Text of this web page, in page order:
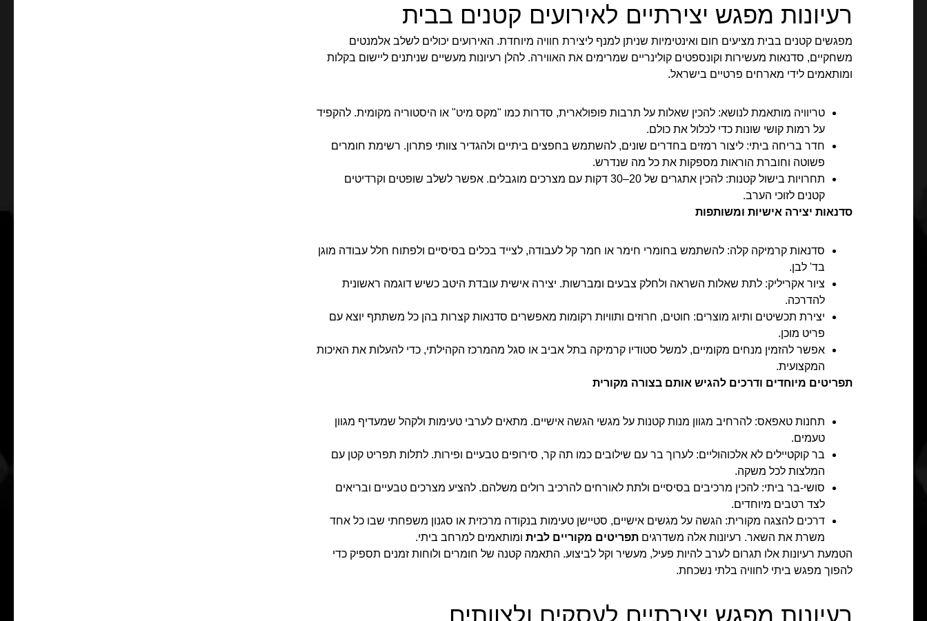
רעיונות מפגש יצירתיים לאירועים קטנים בבית
מפגשים קטנים בבית מציעים חום ואינטימיות שניתן למנף ליצירת חוויה מיוחדת. האירועים יכולים לשלב אלמנטים
משחקיים, סדנאות מעשירות וקונספטים קולינריים שמרימים את האווירה. להלן רעיונות מעשיים שניתנים ליישום בקלות
ומותאמים לידי מארחים פרטיים בישראל.
טריוויה מותאמת לנושא: להכין שאלות על תרבות פופולארית, סדרות כמו "מקס מיט" או היסטוריה מקומית. להקפיד
על רמות קושי שונות כדי לכלול את כולם.
חדר בריחה ביתי: ליצור רמזים בחדרים שונים, להשתמש בחפצים ביתיים ולהגדיר צוותי פתרון. רשימת חומרים
פשוטה וחוברת הוראות מספקות את כל מה שנדרש.
תחרויות בישול קטנות: להכין אתגרים של 20–30 דקות עם מצרכים מוגבלים. אפשר לשלב שופטים וקרדיטים
קטנים לזוכי הערב.
סדנאות יצירה אישיות ומשותפות
סדנאות קרמיקה קלה: להשתמש בחומרי חימר או חמר קל לעבודה, לצייד בכלים בסיסיים ולפתוח חלל עבודה מוגן
בד' לבן.
ציור אקריליק: לתת שאלות השראה ולחלק צבעים ומברשות. יצירה אישית עובדת היטב כשיש דוגמה ראשונית
להדרכה.
יצירת תכשיטים ותיוג מוצרים: חוטים, חרוזים ותוויות רקומות מאפשרים סדנאות קצרות בהן כל משתתף יוצא עם
פריט מוכן.
אפשר להזמין מנחים מקומיים, למשל סטודיו קרמיקה בתל אביב או סגל מהמרכז הקהילתי, כדי להעלות את האיכות
המקצועית.
תפריטים מיוחדים ודרכים להגיש אותם בצורה מקורית
תחנות טאפאס: להרחיב מגוון מנות קטנות על מגשי הגשה אישיים. מתאים לערבי טעימות ולקהל שמעדיף מגוון
טעמים.
בר קוקטיילים לא אלכוהוליים: לערוך בר עם שילובים כמו תה קר, סירופים טבעיים ופירות. לתלות תפריט קטן עם
המלצות לכל משקה.
סושי-בר ביתי: להכין מרכיבים בסיסיים ולתת לאורחים להרכיב רולים משלהם. להציע מצרכים טבעיים ובריאים
לצד רטבים מיוחדים.
דרכים להצגה מקורית: הגשה על מגשים אישיים, סטיישן טעימות בנקודה מרכזית או סגנון משפחתי שבו כל אחד
משרת את השאר. רעיונות אלה משדרגים תפריטים מקוריים לבית ומותאמים למרחב ביתי.
הטמעת רעיונות אלו תגרום לערב להיות פעיל, מעשיר וקל לביצוע. התאמה קטנה של חומרים ולוחות זמנים תספיק כדי
להפוך מפגש ביתי לחוויה בלתי נשכחת.
רעיונות מפגש יצירתיים לעסקים ולצוותים